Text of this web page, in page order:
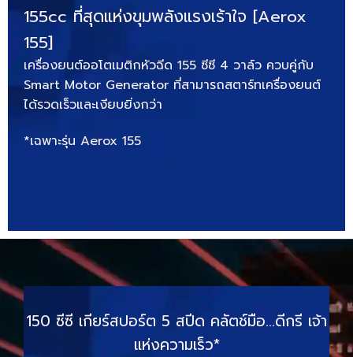
155cc ที่สุดแห่งขุมพลังแรงเร้าใจ [Aerox
155]
เครื่องยนต์ออโตเมติกหัวฉีด 155 ซีซี 4 วาล์ว ควบคู่กับ
Smart Motor Generator ที่สามารถสตาร์ทเครื่องยนต์
ได้รวดเร็วและเงียบยิ่งกว่า
*เฉพาะรุ่น Aerox 155
150 ซีซี เกียร์สปอร์ต 5 สปีด คลัตช์มือ…ดีกรี เจ้า
แห่งความเร็ว*